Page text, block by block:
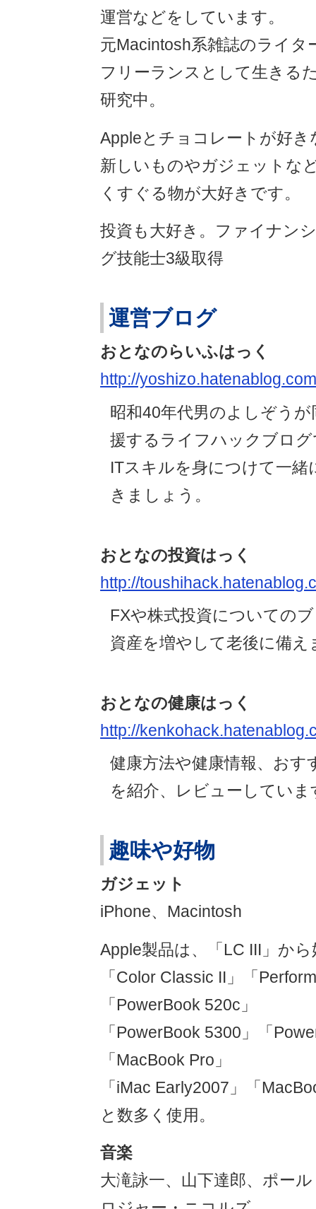
運営などをしています。
元Macintosh系雑誌のライタ
フリーランスとして生きる
研究中。
Appleとチョコレートが好き
新しいものやガジェットな
くすぐる物が大好きです。
投資も大好き。ファイナン
グ技能士3級取得
運営ブログ
おとなのらいふはっく
http://
昭和40年代男のよしぞう
援するライフハックブロ
ITスキルを身につけて一緒
きましょう。
おとなの投資はっく
http://
FXや株式投資についての
資産を増やして老後に備え
おとなの健康はっく
http://
健康方法や健康情報、おす
を紹介、レビューしていま
趣味や好物
ガジェット
iPhone、Macintosh
Apple製品は、「LC III」か
「Color Classic II」「
「PowerBook 520c」
「PowerBook 5300」「
「MacBook Pro」
「iMac Early2007」「
と数多く使用。
音楽
大滝詠一、山下達郎、ポー